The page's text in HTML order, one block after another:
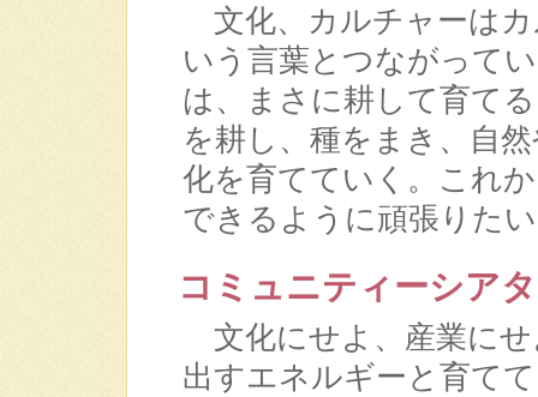
文化、カルチャーは
いう言葉とつながって
は、まさに耕して育て
を耕し、種をまき、自
化を育てていく。これ
できるように頑張りた
コミュニティーシア
文化にせよ、産業に
出すエネルギーと育て